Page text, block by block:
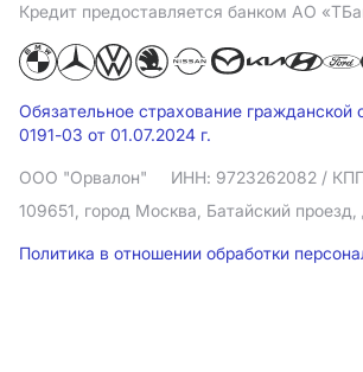
Кредит предоставляется банком АO
Обязательное страхование
0191-03 от 01.07.2024 г.
ООО "Орвалон" ИНН: 9723262082 /
109651, город Москва, Батайский
Политика в отношении обработки